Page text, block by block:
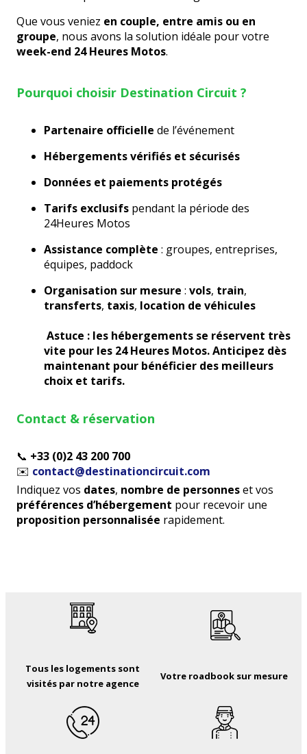
Que vous veniez en couple, entre amis ou en
groupe, nous avons la solution idéale pour votre
week-end 24 Heures Motos.
Pourquoi choisir Destination Circuit ?
Partenaire officielle de l’événement
Hébergements vérifiés et sécurisés
Données et paiements protégés
Tarifs exclusifs pendant la période des
24Heures Motos
Assistance complète : groupes, entreprises,
équipes, paddock
Organisation sur mesure : vols, train,
transferts, taxis, location de véhicules
Astuce : les hébergements se réservent très
vite pour les 24 Heures Motos.Anticipez dès
maintenant pour bénéficier des meilleurs
choix et tarifs.
Contact & réservation
📞 +33 (0)2 43 200 700
✉️ contact@destinationcircuit.com
Indiquez vos dates, nombre de personneset vos
préférences d’hébergement pour recevoir une
proposition personnalisée rapidement.
Tous les logements sont
visités par notre agence
Votre roadbook sur mesure